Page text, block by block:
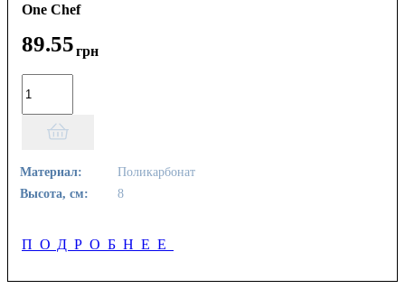
One Chef
89.55грн
Материал:
Поликарбонат
Высота, см:
8
ПОДРОБНЕЕ